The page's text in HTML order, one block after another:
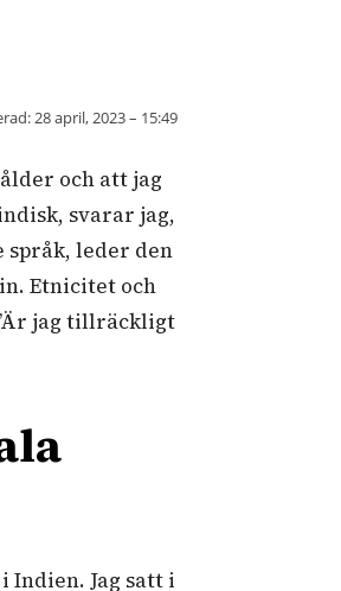
28 april, 2023 – 15:49
och att jag
svarar jag,
språk, leder den
Etnicitet och
jag tillräckligt
Indien. Jag satt i